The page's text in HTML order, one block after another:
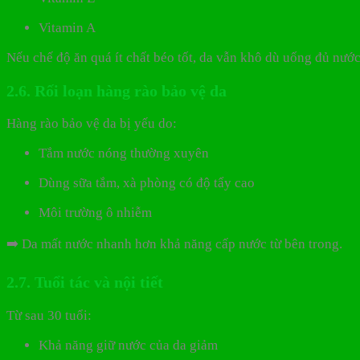
Vitamin A
Nếu chế độ ăn quá ít chất béo tốt, da vẫn khô dù uống đủ
2.6. Rối loạn hàng rào bảo vệ da
Hàng rào bảo vệ da bị yếu do:
Tắm nước nóng thường xuyên
Dùng sữa tắm, xà phòng có độ tẩy cao
Môi trường ô nhiễm
➡️ Da mất nước nhanh hơn khả năng cấp nước từ bên trong.
2.7. Tuổi tác và nội tiết
Từ sau 30 tuổi:
Khả năng giữ nước của da giảm